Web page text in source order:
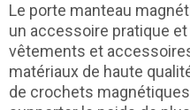
Le porte manteau
un accessoire pratique
vêtements et
matériaux de haute
de crochets